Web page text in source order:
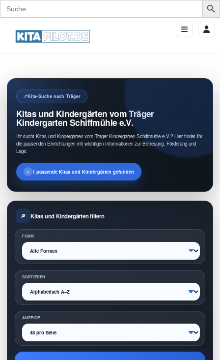
Search
for:
Kita-Suche nach Träger
Kitas und Kindergärten vom Träger
Kindergarten Schiffmühle e.V.
Ihr sucht Kitas und Kindergärten vom Träger Kindergarten Schiffmühle e.V.? Hier findet Ihr
die passenden Einrichtungen mit wichtigen Informationen zur Betreuung, Förderung und
Lage.
1 passende Kitas und Kindergärten gefunden
Kitas und Kindergärten filtern
FORM
SORTIEREN
ANZEIGE